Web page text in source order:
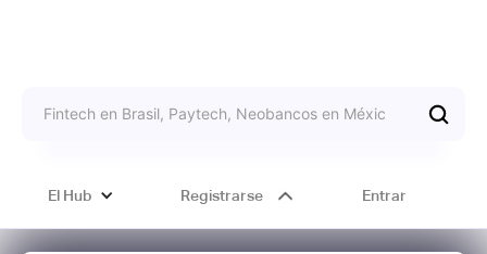
El Hub Registrarse Entrar